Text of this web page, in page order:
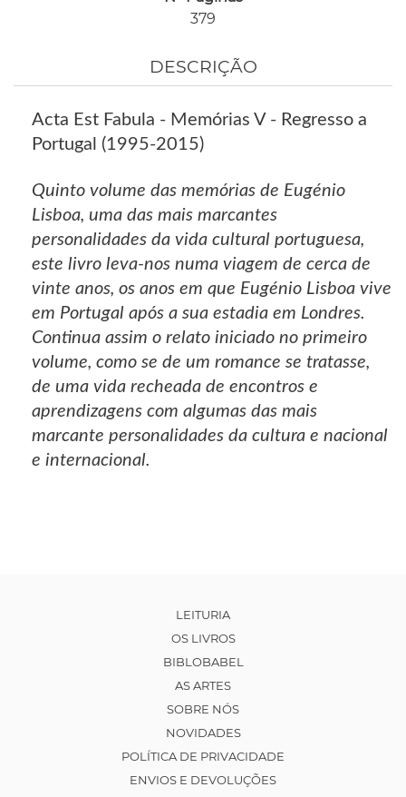
379
DESCRIÇÃO
Acta Est Fabula - Memórias V - Regresso a
Portugal (1995-2015)
Quinto volume das memórias de Eugénio
Lisboa, uma das mais marcantes
personalidades da vida cultural portuguesa,
este livro leva-nos numa viagem de cerca de
vinte anos, os anos em que Eugénio Lisboa vive
em Portugal após a sua estadia em Londres.
Continua assim o relato iniciado no primeiro
volume, como se de um romance se tratasse,
de uma vida recheada de encontros e
aprendizagens com algumas das mais
marcante personalidades da cultura e nacional
e internacional.
LEITURIA
OS LIVROS
BIBLOBABEL
AS ARTES
SOBRE NÓS
NOVIDADES
POLÍTICA DE PRIVACIDADE
ENVIOS E DEVOLUÇÕES